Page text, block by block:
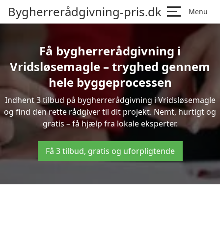
Bygherrerådgivning-pris.dk Menu
Få bygherrerådgivning i
Vridsløsemagle – tryghed gennem
hele byggeprocessen
Indhent 3 tilbud på bygherrerådgivning i Vridsløsemagle
og find den rette rådgiver til dit projekt. Nemt, hurtigt og
gratis – få hjælp fra lokale eksperter.
Få 3 tilbud, gratis og uforpligtende